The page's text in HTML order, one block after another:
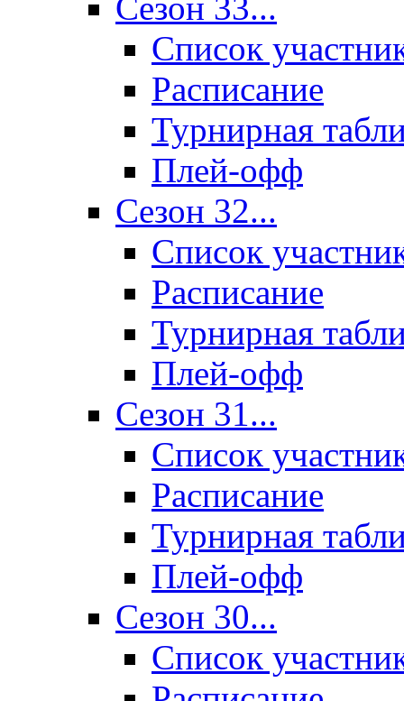
Список
Расписание
Турнирная
Плей-офф
Сезон 32...
Список
Расписание
Турнирная
Плей-офф
Сезон 31...
Список
Расписание
Турнирная
Плей-офф
Сезон 30...
Список